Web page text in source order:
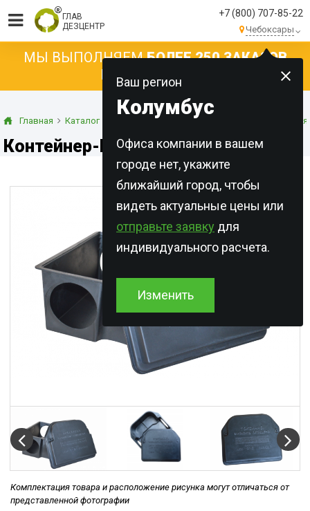
ГЛАВ
ДЕЗЦЕНТР
+7 (800) 707-85-22
Чебоксары
Ваш регион
Колумбус
Офиса компании в вашем
городе нет, укажите
ближайший город, чтобы
видеть актуальные цены или
отправьте заявку для
индивидуального расчета.
Изменить
МЫ ВЫПОЛНЯЕМБОЛЕЕ 250 ЗАКАЗОВ
КАЖДЫЙ ДЕНЬ!
Главная Каталог Оборудование Контейнеры для
Контейнер-К, Черный
Комплектация товара и расположение рисунка могут отличаться от
представленной фотографии